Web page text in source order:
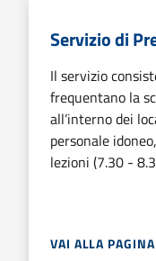
Servizio di
Il servizio
frequentano la
all’interno dei
personale
lezioni (7.30 -
VAI ALLA PAGINA